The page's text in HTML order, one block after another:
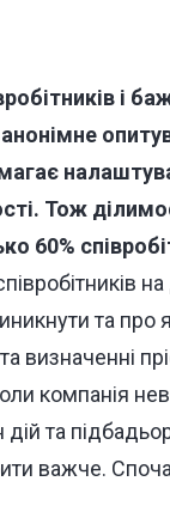
і
Тож
60%
та про
визначенні
компанія
дій та
важче.